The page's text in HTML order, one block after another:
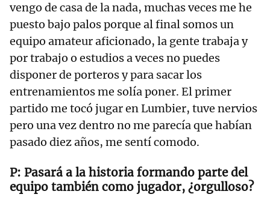
vengo de casa de la nada, muchas veces me he
puesto bajo palos porque al final somos un
equipo amateur aficionado, la gente trabaja y
por trabajo o estudios a veces no puedes
disponer de porteros y para sacar los
entrenamientos me solía poner. El primer
partido me tocó jugar en Lumbier, tuve nervios
pero una vez dentro no me parecía que habían
pasado diez años, me sentí comodo.
Pasará a la historia formando parte del
equipo también como jugador, ¿orgulloso?